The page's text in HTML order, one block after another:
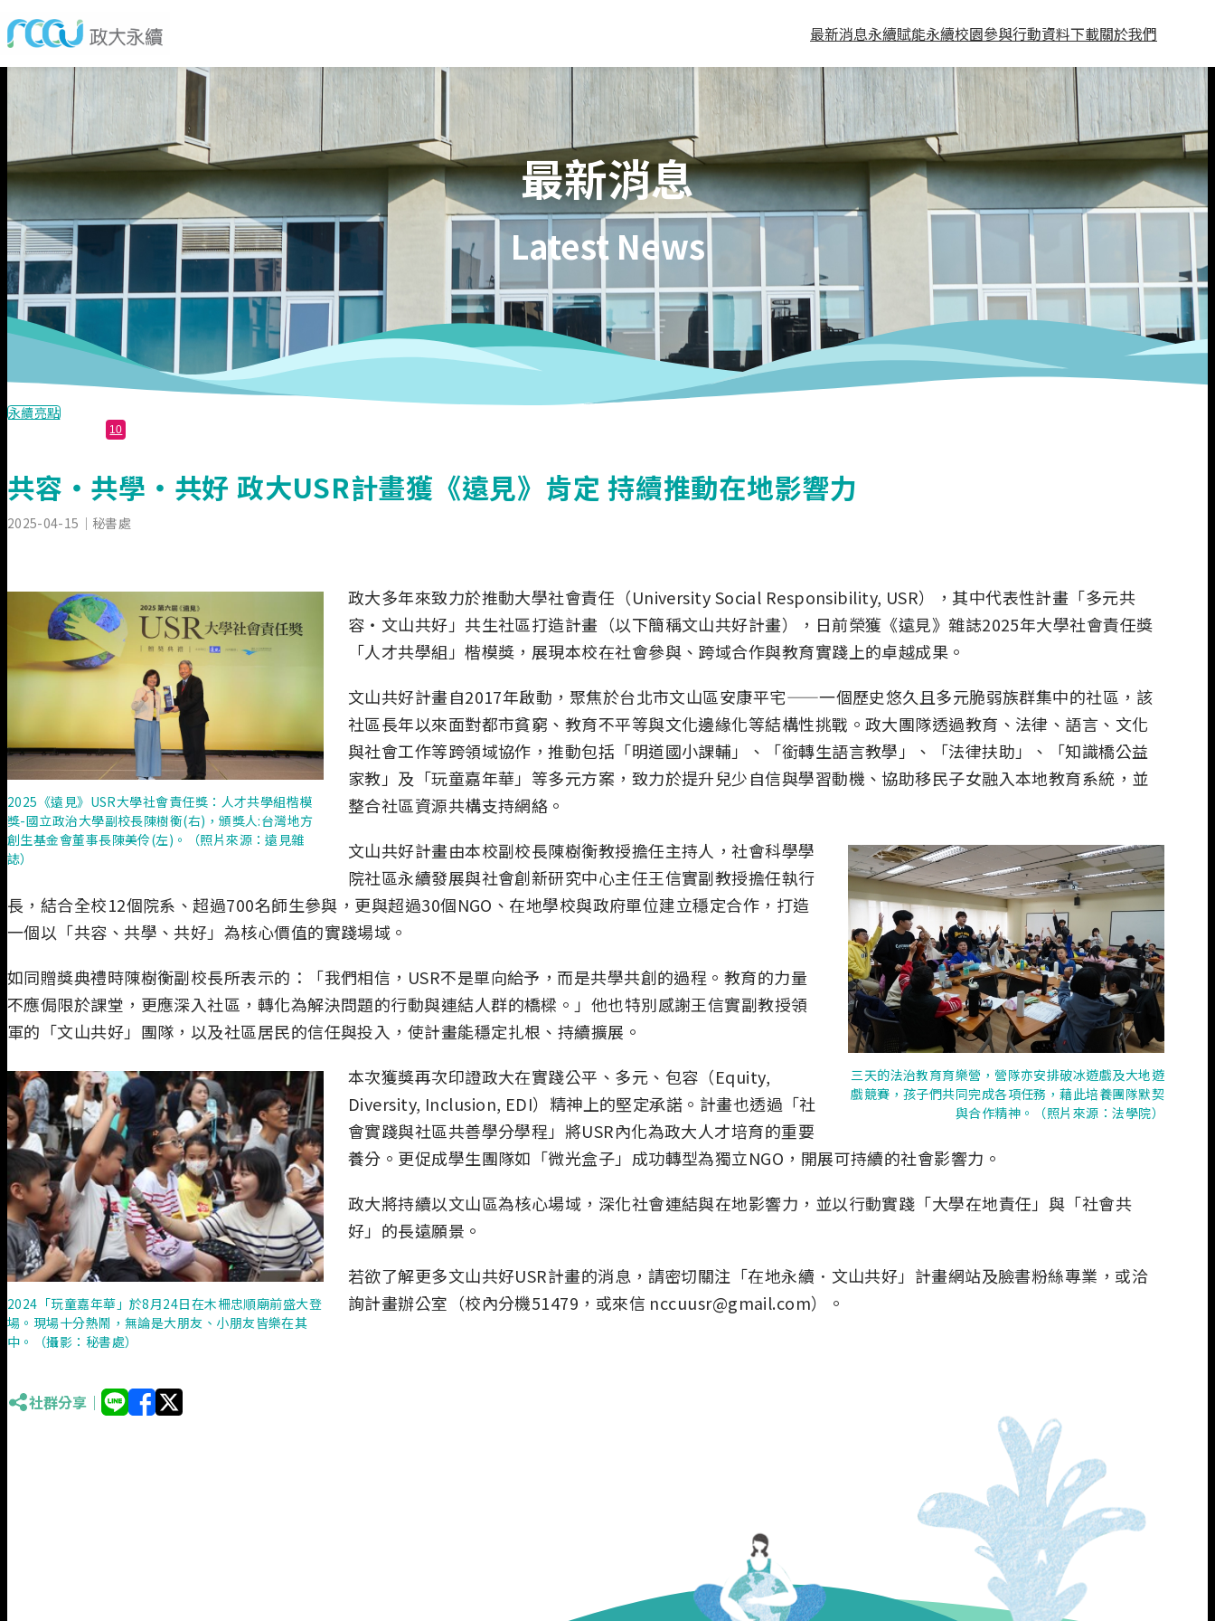
最新消息永續賦能永續校園參與行動資料下載關於我們
最新消息
Latest News
永續亮點
10
共容‧共學‧共好 政大USR計畫獲《遠見》肯定 持續推動在地影響力
2025-04-15 ｜秘書處
2025《遠見》USR大學社會責任獎：人才共學組楷模
獎-國立政治大學副校長陳樹衡(右)，頒獎人:台灣地方
創生基金會董事長陳美伶(左)。（照片來源：遠見雜
誌）
政大多年來致力於推動大學社會責任（University Social Responsibility, USR），其中代表性計畫「多元共
容‧文山共好」共生社區打造計畫（以下簡稱文山共好計畫），日前榮獲《遠見》雜誌2025年大學社會責任獎
「人才共學組」楷模獎，展現本校在社會參與、跨域合作與教育實踐上的卓越成果。
文山共好計畫自2017年啟動，聚焦於台北市文山區安康平宅——一個歷史悠久且多元脆弱族群集中的社區，該
社區長年以來面對都市貧窮、教育不平等與文化邊緣化等結構性挑戰。政大團隊透過教育、法律、語言、文化
與社會工作等跨領域協作，推動包括「明道國小課輔」、「銜轉生語言教學」、「法律扶助」、「知識橋公益
家教」及「玩童嘉年華」等多元方案，致力於提升兒少自信與學習動機、協助移民子女融入本地教育系統，並
整合社區資源共構支持網絡。
三天的法治教育育樂營，營隊亦安排破冰遊戲及大地遊
戲競賽，孩子們共同完成各項任務，藉此培養團隊默契
與合作精神。（照片來源：法學院）
文山共好計畫由本校副校長陳樹衡教授擔任主持人，社會科學學
院社區永續發展與社會創新研究中心主任王信實副教授擔任執行
長，結合全校12個院系、超過700名師生參與，更與超過30個NGO、在地學校與政府單位建立穩定合作，打造
一個以「共容、共學、共好」為核心價值的實踐場域。
如同贈獎典禮時陳樹衡副校長所表示的：「我們相信，USR不是單向給予，而是共學共創的過程。教育的力量
不應侷限於課堂，更應深入社區，轉化為解決問題的行動與連結人群的橋樑。」他也特別感謝王信實副教授領
軍的「文山共好」團隊，以及社區居民的信任與投入，使計畫能穩定扎根、持續擴展。
2024「玩童嘉年華」於8月24日在木柵忠順廟前盛大登
場。現場十分熱鬧，無論是大朋友、小朋友皆樂在其
中。（攝影：秘書處）
本次獲獎再次印證政大在實踐公平、多元、包容（Equity,
Diversity, Inclusion, EDI）精神上的堅定承諾。計畫也透過「社
會實踐與社區共善學分學程」將USR內化為政大人才培育的重要
養分。更促成學生團隊如「微光盒子」成功轉型為獨立NGO，開展可持續的社會影響力。
政大將持續以文山區為核心場域，深化社會連結與在地影響力，並以行動實踐「大學在地責任」與「社會共
好」的長遠願景。
若欲了解更多文山共好USR計畫的消息，請密切關注「在地永續．文山共好」計畫網站及臉書粉絲專業，或洽
詢計畫辦公室（校內分機51479，或來信 nccuusr@gmail.com）。
社群分享｜